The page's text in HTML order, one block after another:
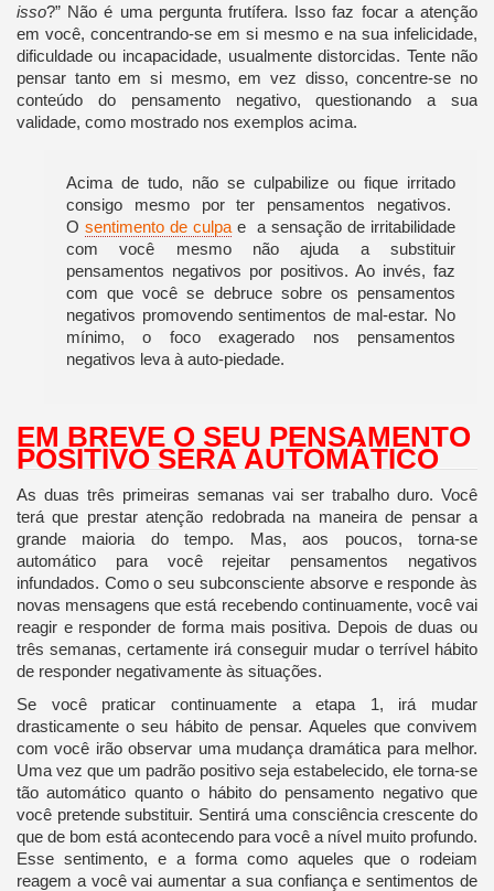
isso?” Não é uma pergunta frutífera. Isso faz focar a atenção
em você, concentrando-se em si mesmo e na sua infelicidade,
dificuldade ou incapacidade, usualmente distorcidas. Tente não
pensar tanto em si mesmo, em vez disso, concentre-se no
conteúdo do pensamento negativo, questionando a sua
validade, como mostrado nos exemplos acima.
Acima de tudo, não se culpabilize ou fique irritado
consigo mesmo por ter pensamentos negativos.
O sentimento de culpa e a sensação de irritabilidade
com você mesmo não ajuda a substituir
pensamentos negativos por positivos. Ao invés, faz
com que você se debruce sobre os pensamentos
negativos promovendo sentimentos de mal-estar. No
mínimo, o foco exagerado nos pensamentos
negativos leva à auto-piedade.
EM BREVE O SEU PENSAMENTO
POSITIVO SERÁ AUTOMÁTICO
As duas três primeiras semanas vai ser trabalho duro. Você
terá que prestar atenção redobrada na maneira de pensar a
grande maioria do tempo. Mas, aos poucos, torna-se
automático para você rejeitar pensamentos negativos
infundados. Como o seu subconsciente absorve e responde às
novas mensagens que está recebendo continuamente, você vai
reagir e responder de forma mais positiva. Depois de duas ou
três semanas, certamente irá conseguir mudar o terrível hábito
de responder negativamente às situações.
Se você praticar continuamente a etapa 1, irá mudar
drasticamente o seu hábito de pensar. Aqueles que convivem
com você irão observar uma mudança dramática para melhor.
Uma vez que um padrão positivo seja estabelecido, ele torna-se
tão automático quanto o hábito do pensamento negativo que
você pretende substituir. Sentirá uma consciência crescente do
que de bom está acontecendo para você a nível muito profundo.
Esse sentimento, e a forma como aqueles que o rodeiam
reagem a você vai aumentar a sua confiança e sentimentos de